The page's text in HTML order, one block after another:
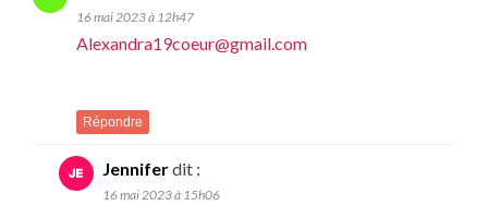
16 mai 2023 à 12h47
Alexandra19coeur@gmail.com
Répondre
Jenniferdit :
16 mai 2023 à 15h06